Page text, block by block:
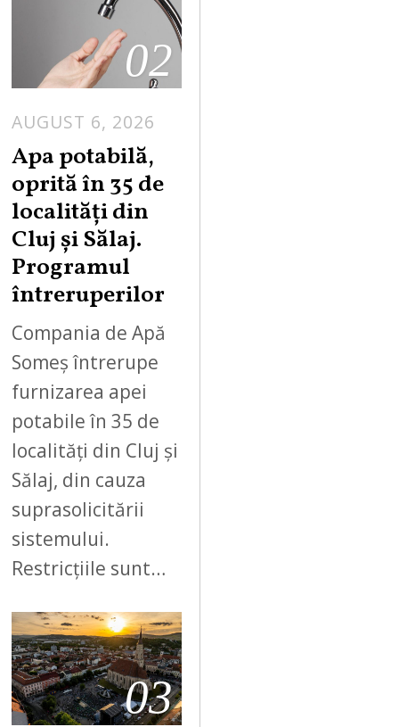
02
AUGUST 6, 2026
Apa potabilă,
oprită în 35 de
localități din
Cluj și Sălaj.
Programul
întreruperilor
Compania de Apă
Someș întrerupe
furnizarea apei
potabile în 35 de
localități din Cluj și
Sălaj, din cauza
suprasolicitării
sistemului.
Restricțiile sunt…
03